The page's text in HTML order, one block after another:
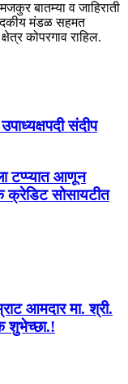
बातम्या व जाहिराती
मंडळ सहमत
कोपरगाव राहिल.
संदीप
टप्प्यात आणून
क्रेडिट सोसायटीत
आमदार मा. श्री.
शुभेच्छा.!